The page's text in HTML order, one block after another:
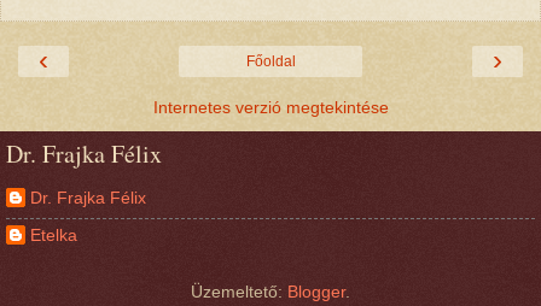
‹ ›
Főoldal
Internetes verzió megtekintése
Dr. Frajka Félix
Dr. Frajka Félix
Etelka
Üzemeltető: Blogger.